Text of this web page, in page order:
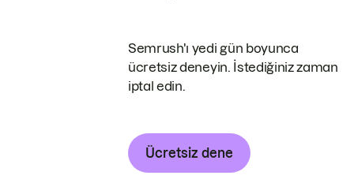
Semrush'ı yedi gün boyunca
ücretsiz deneyin. İstediğiniz zaman
iptal edin.
Ücretsiz dene